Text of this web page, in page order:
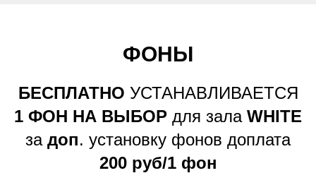
ФОНЫ
БЕСПЛАТНО УСТАНАВЛИВАЕТСЯ
1 ФОН НА ВЫБОР для залаWHITE
за доп. установку фонов доплата
200 руб/1 фон